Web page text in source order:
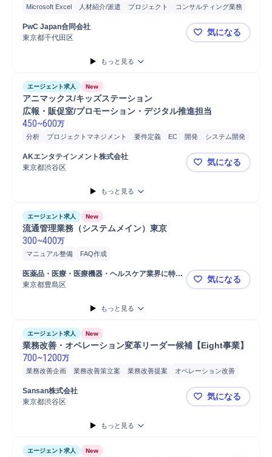
Microsoft Excel 人材紹介/派遣 プロジェクト
コンサルティング業務
マネジメント
パートナー
ブランディング
人材紹介 分析
戦略立案
PwC Japan合同会社
東京都千代田区
◤PwC
気になる
もっと見る
エージェント求人 New
アニマックス/キッズステーション
広報・販促室/プロモーション・デジタル推進担当
450~600万
分析 プロジェクトマネジメント 要件定義 EC 開発 システム開発
AKエンタテインメント株式会社
東京都渋谷区
アニマック
気になる
もっと見る
エージェント求人 New
流通管理業務（システムメイン）東京
300~400万
マニュアル整備 FAQ作成
医薬品・医療・医療機器・ヘルスケア業界に特化
し複合型サービスの提供をする企業
東京都豊島区 流通管理業
気になる
もっと見る
エージェント求人 New
業務改善・オペレーション変革リーダー候補【Eight事業】
700~1200万
業務改善企画 業務改善策立案 業務改善提案
オペレーション改善
オペレーション統合
プロセス設計
業務プロセス構築
Sansan株式会社
東京都渋谷区
業務改善・
気になる
もっと見る
エージェント求人 New